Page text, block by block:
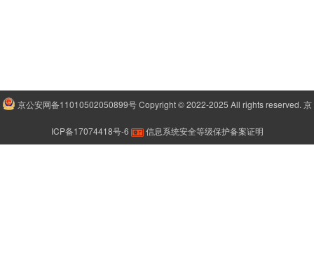
京公安网备11010502050899号Copyright © 2022-2025 All rights reserved. 京
ICP备17074418号-6 信息系统安全等级保护备案证明